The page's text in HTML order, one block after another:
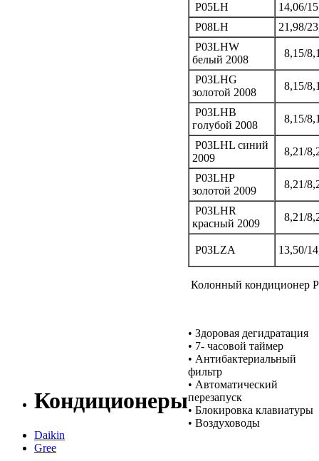
Кондиционеры
Daikin
Gree
P05LH
14,06/
P08LH
21,98/
P03LHW
белый 2008
8,15/
P03LHG
золотой 2008
8,15/
P03LHB
голубой 2008
8,15/
P03LHL синий
2009
8,21/
P03LHP
золотой 2009
8,21/
P03LHR
красный 2009
8,21/
P03LZA 13,50/
Колонный кондиционер
• Здоровая дегидратация
• 7- часовой таймер
• Антибактериальный
фильтр
• Автоматический
перезапуск
• Блокировка клавиатуры
• Воздуховоды